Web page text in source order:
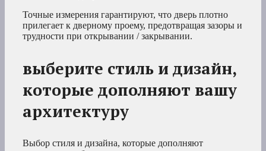
Точные измерения гарантируют, что дверь плотно
прилегает к дверному проему, предотвращая зазоры и
трудности при открывании / закрывании.
выберите стиль и дизайн,
которые дополняют вашу
архитектуру
Выбор стиля и дизайна, которые дополняют